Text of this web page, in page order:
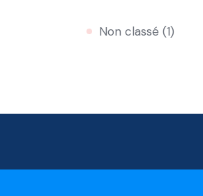
Non classé (1)